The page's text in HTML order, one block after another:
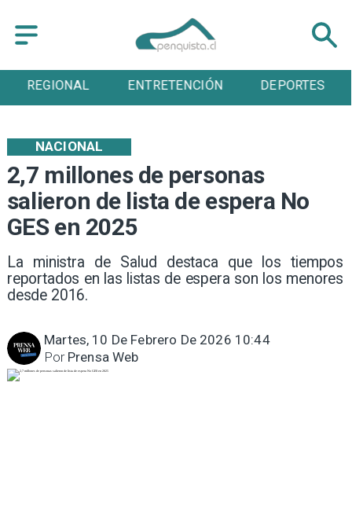
ENTRETENCIÓN DEPORTES CULTURA
2,7 millones de personas
salieron de lista de espera No
GES en 2025
La ministra de Salud destaca que los tiempos
reportados en las listas de espera son los menores
desde 2016.
NACIONAL
Martes, 10 De Febrero De 2026 10:44
Prensa Web
Por